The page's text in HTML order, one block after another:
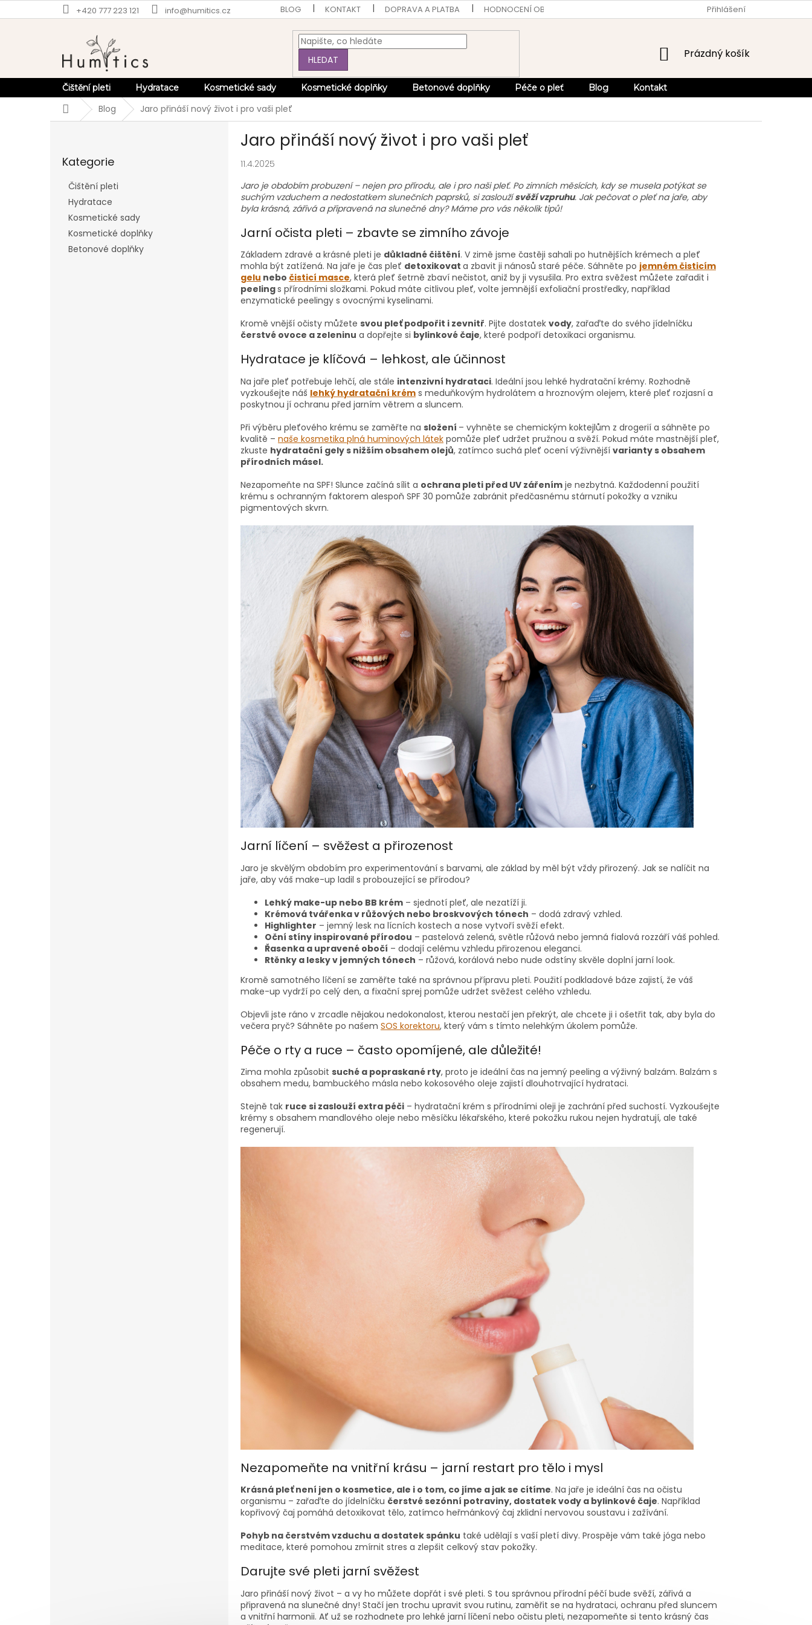
na
+420 777 223 121 info@humitics.cz BLOG KONTAKT DOPRAVA A PLATBA HODNOCENÍ OBCHODU OCHRANA OSOBNÍCH
Přihlášení
HLEDAT
NÁKUPNÍ
Prázdný košík
Čištění pleti Hydratace Kosmetické sady Kosmetické doplňky Betonové doplňky Péče o pleť Blog Kontakt
DomůBlog Jaro přináší nový život i pro vaši pleť
kategorie
Kategorie
Čištění pleti
Hydratace
Kosmetické sady
Kosmetické doplňky
Betonové doplňky
Jaro přináší nový život i pro vaši pleť
11.4.2025
Jaro je obdobím probuzení – nejen pro přírodu, ale i pro naši pleť. Po zimních měsících, kdy se musela potýkat se
suchým vzduchem a nedostatkem slunečních paprsků, si zasloužísvěží vzpruhu. Jak pečovat o pleť na jaře, aby
byla krásná, zářivá a připravená na slunečné dny? Máme pro vás několik tipů!
Jarní očista pleti – zbavte se zimního závoje
Základem zdravé a krásné pleti je důkladné čištění. V zimě jsme častěji sahali po hutnějších krémech a pleť
mohla být zatížená. Na jaře je čas pleť detoxikovat a zbavit ji nánosů staré péče. Sáhněte po jemném čisticím
gelu nebo čisticí masce, která pleť šetrně zbaví nečistot, aniž by ji vysušila. Pro extra svěžest můžete zařadit i
peelings přírodními složkami. Pokud máte citlivou pleť, volte jemnější exfoliační prostředky, například
enzymatické peelingy s ovocnými kyselinami.
Kromě vnější očisty můžete svou pleť podpořit i zevnitř. Pijte dostatek vody, zařaďte do svého jídelníčku
čerstvé ovoce a zeleninu a dopřejte si bylinkové čaje, které podpoří detoxikaci organismu.
Hydratace je klíčová – lehkost, ale účinnost
Na jaře pleť potřebuje lehčí, ale stále intenzivní hydrataci. Ideální jsou lehké hydratační krémy. Rozhodně
vyzkoušejte náš lehký hydratační krém s meduňkovým hydrolátem a hroznovým olejem, které pleť rozjasní a
poskytnou jí ochranu před jarním větrem a sluncem.
Při výběru pleťového krému se zaměřte na složení – vyhněte se chemickým koktejlům z drogerií a sáhněte po
kvalitě – naše kosmetika plná huminových látek pomůže pleť udržet pružnou a svěží. Pokud máte mastnější pleť,
zkuste hydratační gely s nižším obsahem olejů, zatímco suchá pleť ocení výživnější varianty s obsahem
přírodních másel.
Nezapomeňte na SPF! Slunce začíná sílit a ochrana pleti před UV zářením je nezbytná. Každodenní použití
krému s ochranným faktorem alespoň SPF 30 pomůže zabránit předčasnému stárnutí pokožky a vzniku
pigmentových skvrn.
Jarní líčení – svěžest a přirozenost
Jaro je skvělým obdobím pro experimentování s barvami, ale základ by měl být vždy přirozený. Jak se nalíčit na
jaře, aby váš make-up ladil s probouzející se přírodou?
Lehký make-up nebo BB krém – sjednotí pleť, ale nezatíží ji.
Krémová tvářenka v růžových nebo broskvových tónech – dodá zdravý vzhled.
Highlighter – jemný lesk na lícních kostech a nose vytvoří svěží efekt.
Oční stíny inspirované přírodou – pastelová zelená, světle růžová nebo jemná fialová rozzáří váš pohled.
Řasenka a upravené obočí – dodají celému vzhledu přirozenou eleganci.
Rtěnky a lesky v jemných tónech – růžová, korálová nebo nude odstíny skvěle doplní jarní look.
Kromě samotného líčení se zaměřte také na správnou přípravu pleti. Použití podkladové báze zajistí, že váš
make-up vydrží po celý den, a fixační sprej pomůže udržet svěžest celého vzhledu.
Objevli jste ráno v zrcadle nějakou nedokonalost, kterou nestačí jen překrýt, ale chcete ji i ošetřit tak, aby byla do
večera pryč? Sáhněte po našem SOS korektoru, který vám s tímto nelehkým úkolem pomůže.
Péče o rty a ruce – často opomíjené, ale důležité!
Zima mohla způsobit suché a popraskané rty, proto je ideální čas na jemný peeling a výživný balzám. Balzám s
obsahem medu, bambuckého másla nebo kokosového oleje zajistí dlouhotrvající hydrataci.
Stejně tak ruce si zaslouží extra péči – hydratační krém s přírodními oleji je zachrání před suchostí. Vyzkoušejte
krémy s obsahem mandlového oleje nebo měsíčku lékařského, které pokožku rukou nejen hydratují, ale také
regenerují.
Nezapomeňte na vnitřní krásu – jarní restart pro tělo i mysl
Krásná pleť není jen o kosmetice, ale i o tom, co jíme a jak se cítíme. Na jaře je ideální čas na očistu
organismu – zařaďte do jídelníčku čerstvé sezónní potraviny, dostatek vody a bylinkové čaje. Například
kopřivový čaj pomáhá detoxikovat tělo, zatímco heřmánkový čaj zklidní nervovou soustavu i zažívání.
Pohyb na čerstvém vzduchu a dostatek spánku také udělají s vaší pletí divy. Prospěje vám také jóga nebo
meditace, které pomohou zmírnit stres a zlepšit celkový stav pokožky.
Darujte své pleti jarní svěžest
Jaro přináší nový život – a vy ho můžete dopřát i své pleti. S tou správnou přírodní péčí bude svěží, zářivá a
připravená na slunečné dny! Stačí jen trochu upravit svou rutinu, zaměřit se na hydrataci, ochranu před sluncem
a vnitřní harmonii. Ať už se rozhodnete pro lehké jarní líčení nebo očistu pleti, nezapomeňte si tento krásný čas